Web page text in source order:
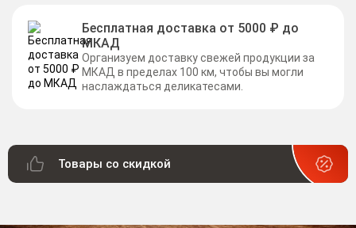
Бесплатная доставка от 5000 ₽ до
МКАД
Организуем доставку свежей продукции за
МКАД в пределах 100 км, чтобы вы могли
наслаждаться деликатесами.
Товары со скидкой